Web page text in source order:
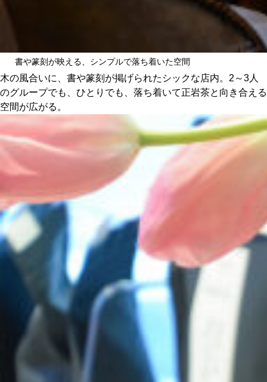
書や篆刻が映える、シンプルで落ち着いた空間
木の風合いに、書や篆刻が掲げられたシックな店内。2～3人
のグループでも、ひとりでも、落ち着いて正岩茶と向き合える
空間が広がる。